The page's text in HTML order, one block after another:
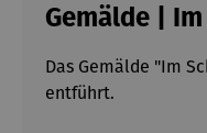
Gemälde |
Das Gemälde "Im
entführt.